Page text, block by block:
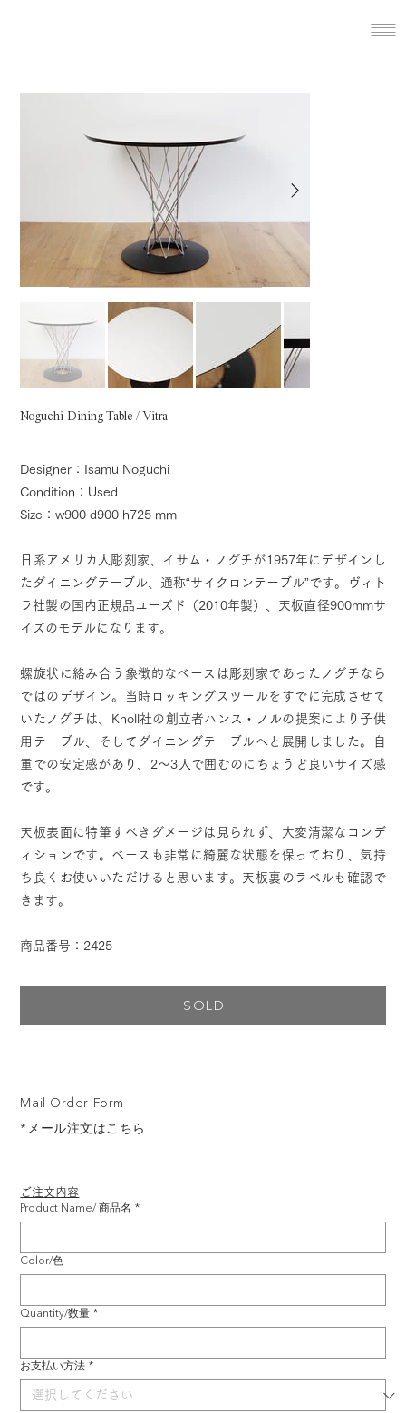
ご注文内容
Product Name/ 商品名 *
Color/色
Quantity/数量 *
お支払い方法 *
Mail Order Form
*メール注文はこちら
Noguchi Dining Table / Vitra
Designer：Isamu Noguchi
Condition：Used
Size：w900 d900 h725 mm
日系アメリカ人彫刻家、イサム・ノグチが1957年にデザインし
たダイニングテーブル、通称“サイクロンテーブル”です。ヴィト
ラ社製の国内正規品ユーズド（2010年製）、天板直径900mmサ
イズのモデルになります。
螺旋状に絡み合う象徴的なベースは彫刻家であったノグチなら
ではのデザイン。当時ロッキングスツールをすでに完成させて
いたノグチは、Knoll社の創立者ハンス・ノルの提案により子供
用テーブル、そしてダイニングテーブルへと展開しました。自
重での安定感があり、2～3人で囲むのにちょうど良いサイズ感
です。
天板表面に特筆すべきダメージは見られず、大変清潔なコンデ
ィションです。ベースも非常に綺麗な状態を保っており、気持
ち良くお使いいただけると思います。天板裏のラベルも確認で
きます。
商品番号：2425
SOLD